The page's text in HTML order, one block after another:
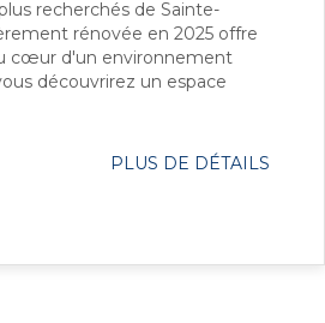
recherchés de Sainte-
rénovée en 2025 offre
cœur d'un environnement
découvrirez un espace
PLUS DE DÉTAILS